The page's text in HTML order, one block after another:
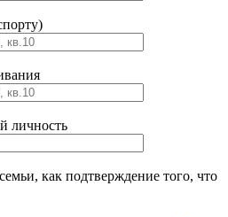
личность
как подтверждение того, что